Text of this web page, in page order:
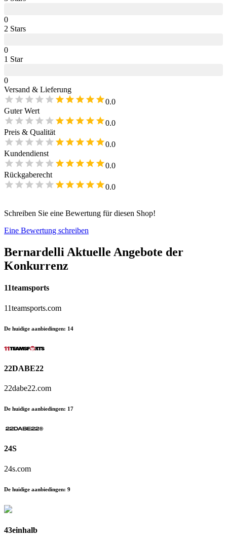
0
2 Stars
0
1 Star
0
Versand & Lieferung
0.0
Guter Wert
0.0
Preis & Qualität
0.0
Kundendienst
0.0
Rückgaberecht
0.0
Schreiben Sie eine Bewertung für diesen Shop!
Eine Bewertung schreiben
Bernardelli Aktuelle Angebote der
Konkurrenz
11teamsports
11teamsports.com
De huidige aanbiedingen: 14
22DABE22
22dabe22.com
De huidige aanbiedingen: 17
24S
24s.com
De huidige aanbiedingen: 9
43einhalb